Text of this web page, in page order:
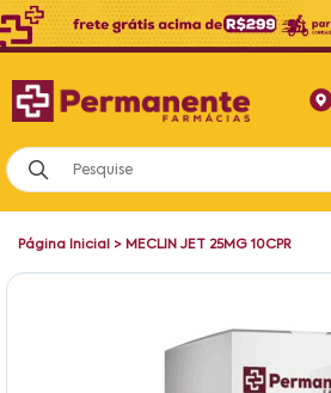
Página Inicial > MECLIN JET 25MG 10CPR